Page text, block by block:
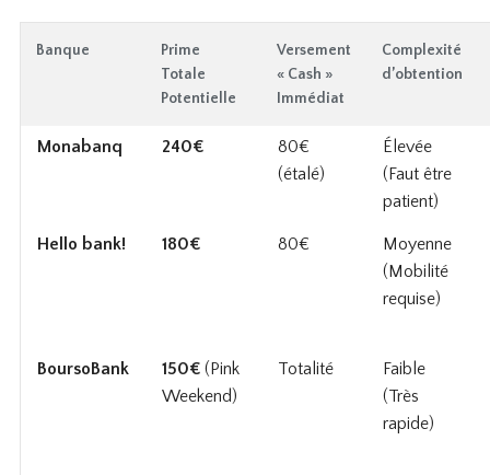
Banque
Prime
Totale
Potentielle
Versement
« Cash »
Immédiat
Complexité
d’obtention
Monabanq 240€
80€
(étalé)
Élevée
(Faut être
patient)
Hello bank! 180€ 80€
Moyenne
(Mobilité
requise)
BoursoBank 150€(Pink
Weekend)
Totalité
Faible
(Très
rapide)